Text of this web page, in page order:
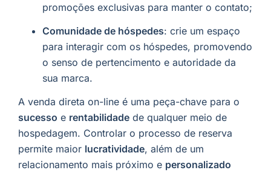
promoções exclusivas para manter o contato;
Comunidade de hóspedes: crie um espaço
para interagir com os hóspedes, promovendo
o senso de pertencimento e autoridade da
sua marca.
A venda direta on-line é uma peça-chave para o
sucesso e rentabilidade de qualquer meio de
hospedagem. Controlar o processo de reserva
permite maior lucratividade, além de um
relacionamento mais próximo e personalizado